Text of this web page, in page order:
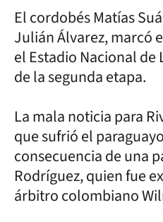
El cordobés Matías
Julián Álvarez, marcó
el Estadio Nacional de
de la segunda etapa.
La mala noticia para
que sufrió el
consecuencia de una
Rodríguez, quien fue
árbitro colombiano